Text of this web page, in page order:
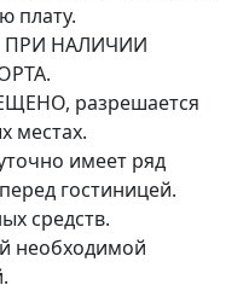
плату.
ПРИ НАЛИЧИИ
разрешается
местах.
имеет ряд
гостиницей.
средств.
необходимой